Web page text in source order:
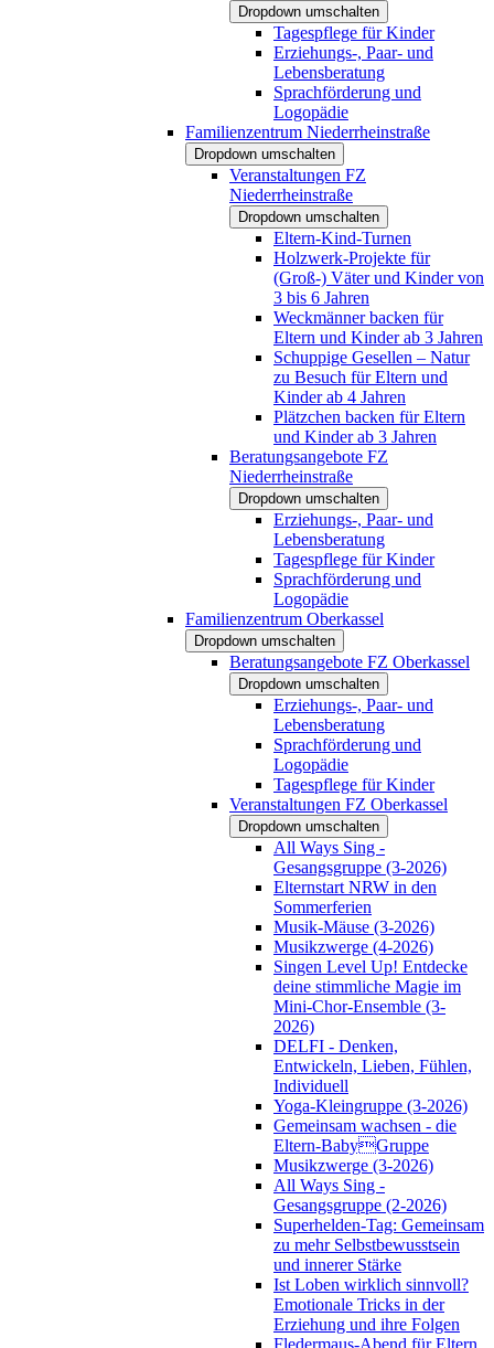
Dropdown umschalten
Tagespflege für Kinder
Erziehungs-, Paar- und
Lebensberatung
Sprachförderung und
Logopädie
Familienzentrum Niederrheinstraße
Dropdown umschalten
Veranstaltungen FZ
Niederrheinstraße
Dropdown umschalten
Eltern-Kind-Turnen
Holzwerk-Projekte für
(Groß-) Väter und Kinder von
3 bis 6 Jahren
Weckmänner backen für
Eltern und Kinder ab 3 Jahren
Schuppige Gesellen – Natur
zu Besuch für Eltern und
Kinder ab 4 Jahren
Plätzchen backen für Eltern
und Kinder ab 3 Jahren
Beratungsangebote FZ
Niederrheinstraße
Dropdown umschalten
Erziehungs-, Paar- und
Lebensberatung
Tagespflege für Kinder
Sprachförderung und
Logopädie
Familienzentrum Oberkassel
Dropdown umschalten
Beratungsangebote FZ Oberkassel
Dropdown umschalten
Erziehungs-, Paar- und
Lebensberatung
Sprachförderung und
Logopädie
Tagespflege für Kinder
Veranstaltungen FZ Oberkassel
Dropdown umschalten
All Ways Sing -
Gesangsgruppe (3-2026)
Elternstart NRW in den
Sommerferien
Musik-Mäuse (3-2026)
Musikzwerge (4-2026)
Singen Level Up! Entdecke
deine stimmliche Magie im
Mini-Chor-Ensemble (3-
2026)
DELFI - Denken,
Entwickeln, Lieben, Fühlen,
Individuell
Yoga-Kleingruppe (3-2026)
Gemeinsam wachsen - die
Eltern-BabyGruppe
Musikzwerge (3-2026)
All Ways Sing -
Gesangsgruppe (2-2026)
Superhelden-Tag: Gemeinsam
zu mehr Selbstbewusstsein
und innerer Stärke
Ist Loben wirklich sinnvoll?
Emotionale Tricks in der
Erziehung und ihre Folgen
Fledermaus-Abend für Eltern